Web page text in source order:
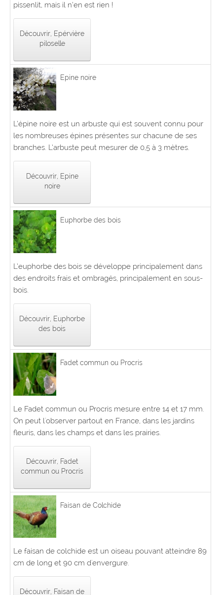
pissenlit, mais il n’en est rien !
Découvrir, Epérvière
piloselle
Epine noire
L’épine noire est un arbuste qui est souvent connu pour
les nombreuses épines présentes sur chacune de ses
branches. L’arbuste peut mesurer de 0,5 à 3 mètres.
Découvrir, Epine
noire
Euphorbe des bois
L’euphorbe des bois se développe principalement dans
des endroits frais et ombragés, principalement en sous-
bois.
Découvrir, Euphorbe
des bois
Fadet commun ou Procris
Le Fadet commun ou Procris mesure entre 14 et 17 mm.
On peut l'observer partout en France, dans les jardins
fleuris, dans les champs et dans les prairies.
Découvrir, Fadet
commun ou Procris
Faisan de Colchide
Le faisan de colchide est un oiseau pouvant atteindre 89
cm de long et 90 cm d'envergure.
Découvrir, Faisan de